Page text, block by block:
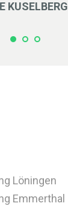
KUSELBERG
Löningen
Emmerthal